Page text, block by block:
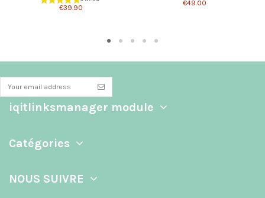
€39.90
€49.00
iqitlinksmanager module
Catégories
NOUS SUIVRE